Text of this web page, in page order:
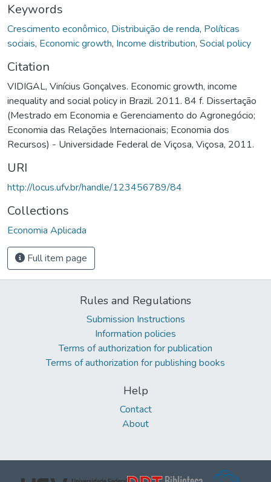
Keywords
Crescimento econômico, Distribuição de renda, Políticas
sociais, Economic growth, Income distribution, Social policy
Citation
VIDIGAL, Vinícius Gonçalves. Economic growth, income
inequality and social policy in Brazil. 2011. 84 f. Dissertação
(Mestrado em Economia e Gerenciamento do Agronegócio;
Economia das Relações Internacionais; Economia dos
Recursos) - Universidade Federal de Viçosa, Viçosa, 2011.
URI
http://locus.ufv.br/handle/123456789/84
Collections
Economia Aplicada
Full item page
Rules and Regulations
Submission Instructions
Information policies
Terms of authorization for publication
Terms of authorization for publishing books
Help
Contact
About